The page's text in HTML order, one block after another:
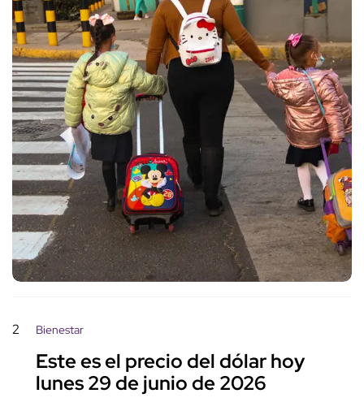
2 Bienestar
Este es el precio del dólar hoy
lunes 29 de junio de 2026